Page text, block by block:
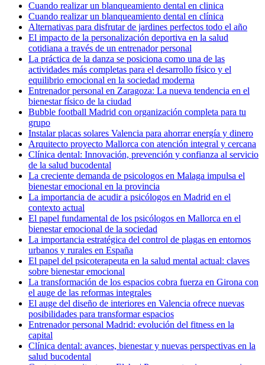
Cuando realizar un blanqueamiento dental en clinica
Cuando realizar un blanqueamiento dental en clínica
Alternativas para disfrutar de jardines perfectos todo el año
El impacto de la personalización deportiva en la salud
cotidiana a través de un entrenador personal
La práctica de la danza se posiciona como una de las
actividades más completas para el desarrollo físico y el
equilibrio emocional en la sociedad moderna
Entrenador personal en Zaragoza: La nueva tendencia en el
bienestar físico de la ciudad
Bubble football Madrid con organización completa para tu
grupo
Instalar placas solares Valencia para ahorrar energía y dinero
Arquitecto proyecto Mallorca con atención integral y cercana
Clínica dental: Innovación, prevención y confianza al servicio
de la salud bucodental
La creciente demanda de psicologos en Malaga impulsa el
bienestar emocional en la provincia
La importancia de acudir a psicólogos en Madrid en el
contexto actual
El papel fundamental de los psicólogos en Mallorca en el
bienestar emocional de la sociedad
La importancia estratégica del control de plagas en entornos
urbanos y rurales en España
El papel del psicoterapeuta en la salud mental actual: claves
sobre bienestar emocional
La transformación de los espacios cobra fuerza en Girona con
el auge de las reformas integrales
El auge del diseño de interiores en Valencia ofrece nuevas
posibilidades para transformar espacios
Entrenador personal Madrid: evolución del fitness en la
capital
Clínica dental: avances, bienestar y nuevas perspectivas en la
salud bucodental